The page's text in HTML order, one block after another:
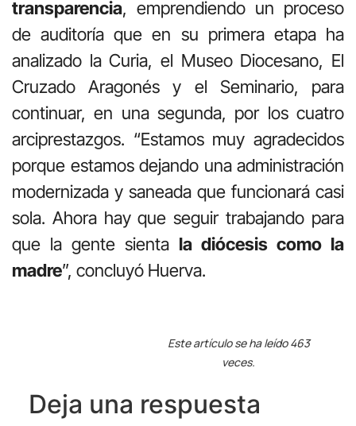
transparencia, emprendiendo un proceso
de auditoría que en su primera etapa ha
analizado la Curia, el Museo Diocesano, El
Cruzado Aragonés y el Seminario, para
continuar, en una segunda, por los cuatro
arciprestazgos. “Estamos muy agradecidos
porque estamos dejando una administración
modernizada y saneada que funcionará casi
sola. Ahora hay que seguir trabajando para
que la gente sienta la diócesis como la
madre”, concluyó Huerva.
Este artículo se ha leído 463
veces.
Deja una respuesta